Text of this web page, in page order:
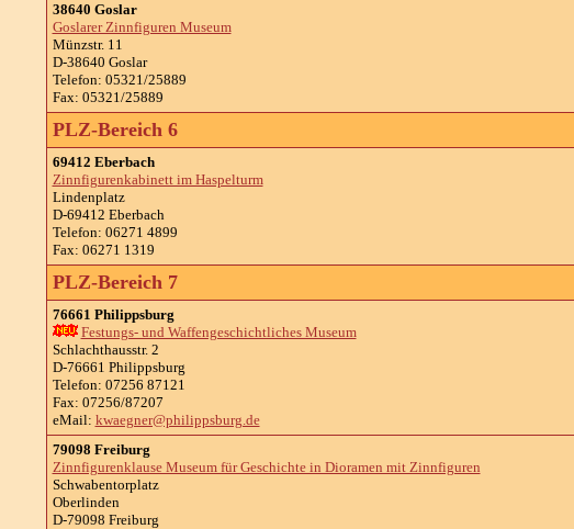
38640 Goslar
Goslarer Zinnfiguren Museum
Münzstr. 11
D-38640 Goslar
Telefon: 05321/25889
Fax: 05321/25889
PLZ-Bereich 6
69412 Eberbach
Zinnfigurenkabinett im Haspelturm
Lindenplatz
D-69412 Eberbach
Telefon: 06271 4899
Fax: 06271 1319
PLZ-Bereich 7
76661 Philippsburg
Festungs- und Waffengeschichtliches Museum
Schlachthausstr. 2
D-76661 Philippsburg
Telefon: 07256 87121
Fax: 07256/87207
eMail: kwaegner@philippsburg.de
79098 Freiburg
Zinnfigurenklause Museum für Geschichte in Dioramen mit Zinnfiguren
Schwabentorplatz
Oberlinden
D-79098 Freiburg